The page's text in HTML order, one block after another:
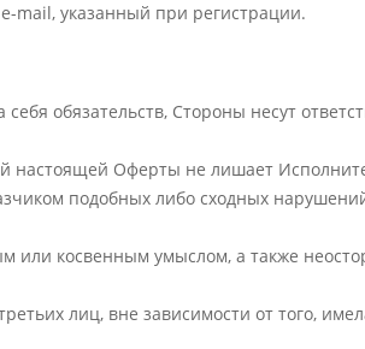
mail, указанный при регистрации.
обязательств, Стороны несут
настоящей Оферты не лишает
подобных либо сходных
или косвенным умыслом, а также
лиц, вне зависимости от того,